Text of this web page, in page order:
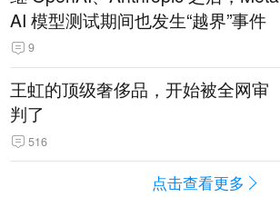
AI 模型测试期间也发生“越界”事件
9
王虹的顶级奢侈品，开始被全网审
判了
516
点击查看更多